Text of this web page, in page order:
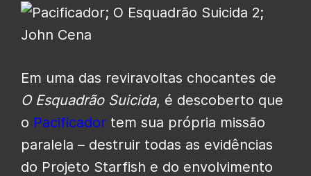
Em uma das reviravoltas chocantes de
O Esquadrão Suicida, é descoberto que
o Pacificador tem sua própria missão
paralela – destruir todas as evidências
do Projeto Starfish e do envolvimento